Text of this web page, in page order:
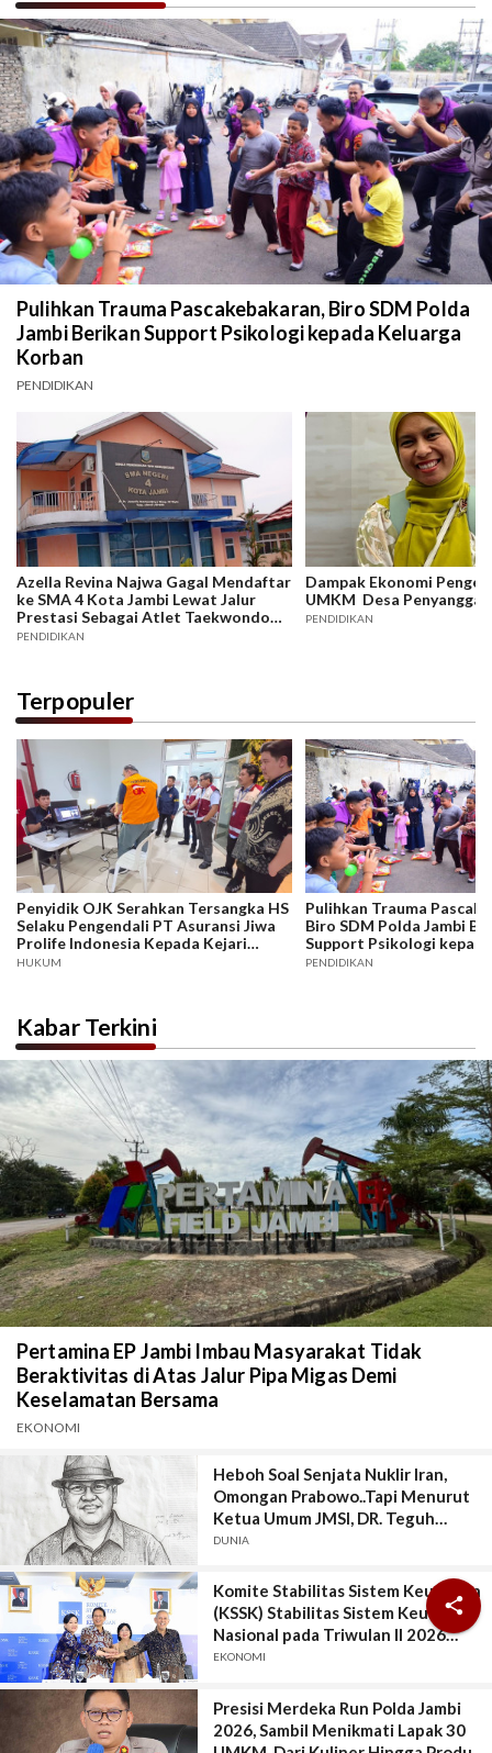

Pulihkan Trauma Pascakebakaran, Biro SDM Polda
Jambi Berikan Support Psikologi kepada Keluarga
Korban
PENDIDIKAN
Azella Revina Najwa Gagal Mendaftar
ke SMA 4 Kota Jambi Lewat Jalur
Prestasi Sebagai Atlet Taekwondo
Tingkat Nasional
PENDIDIKAN
Dampak Ekonomi
UMKM Desa Penyangga
PENDIDIKAN
Terpopuler
Penyidik OJK Serahkan Tersangka HS
Selaku Pengendali PT Asuransi Jiwa
Prolife Indonesia Kepada Kejari
Jakarta Selatan, Jaksa Penuntut
HUKUM
Pulihkan Trauma
Biro SDM Polda Jambi
Support Psikologi
Korban
PENDIDIKAN
Kabar Terkini
Pertamina EP Jambi Imbau Masyarakat Tidak
Beraktivitas di Atas Jalur Pipa Migas Demi
Keselamatan Bersama
EKONOMI
Heboh Soal Senjata Nuklir Iran,
Omongan Prabowo..Tapi Menurut
Ketua Umum JMSI, DR. Teguh
Santosa, Kutipan yang Viral itu,
DUNIA
Komite Stabilitas Sistem Keuangan
(KSSK) Stabilitas Sistem Keuangan
Nasional pada Triwulan II 2026
Terjaga di Tengah Meningkatnya
EKONOMI
Presisi Merdeka Run Polda Jambi
2026, Sambil Menikmati Lapak 30